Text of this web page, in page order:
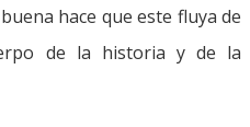
hace que este fluya de
de la historia y de la